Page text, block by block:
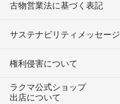
古物営業法に基づく表記
サステナビリティメッセージ
権利侵害について
ラクマ公式ショップ
出店について